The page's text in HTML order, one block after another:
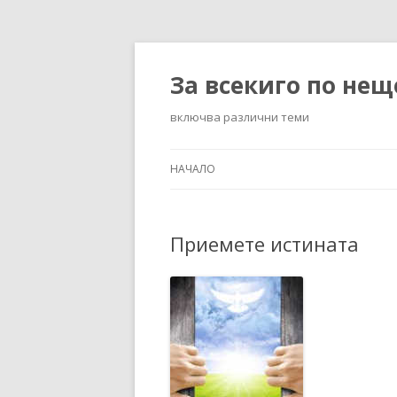
За всекиго по
включва различни теми
НАЧАЛО
Приемете истината